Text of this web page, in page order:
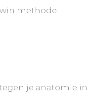
methode.
je anatomie in